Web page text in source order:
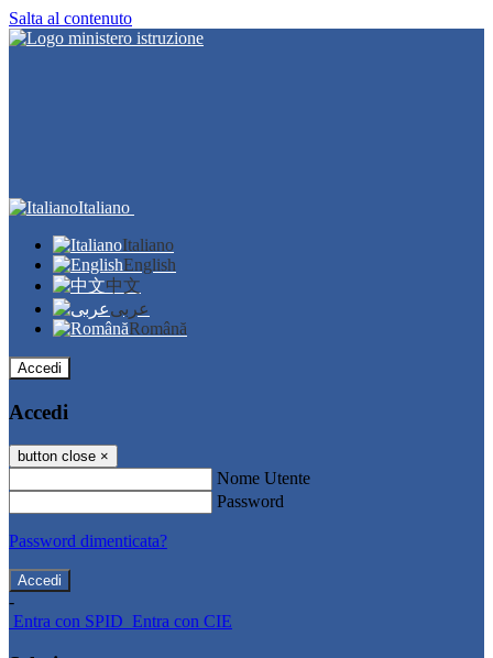
Salta al contenuto
Italiano
Italiano
English
中文
عربى
Română
Accedi
Accedi
button close ×
Nome Utente
Password
Password dimenticata?
-
Entra con SPID Entra con CIE